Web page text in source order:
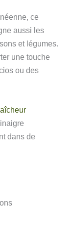
ce
aussi les
et légumes.
une touche
ou des
dans de